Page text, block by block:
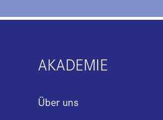
AKADEMIE
Über uns